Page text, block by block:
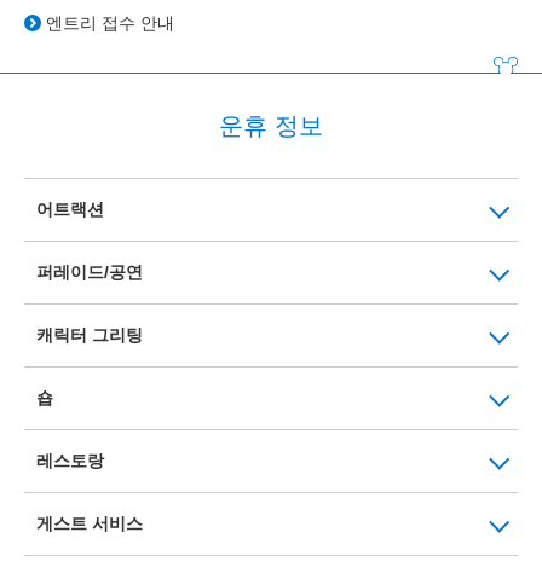
엔트리 접수 안내
운휴 정보
어트랙션
퍼레이드/공연
캐릭터 그리팅
숍
레스토랑
게스트 서비스